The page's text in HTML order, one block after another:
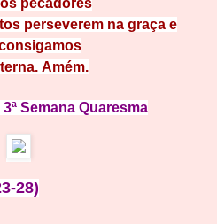
pecadores
perseverem na graça e
Amém.
Semana Quaresma
28)